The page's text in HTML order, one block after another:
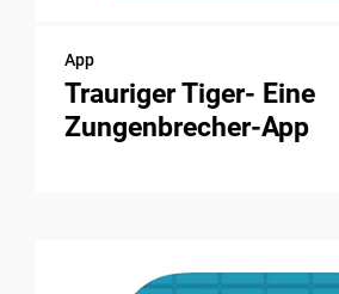
App
Trauriger Tiger- Eine
Zungenbrecher-App